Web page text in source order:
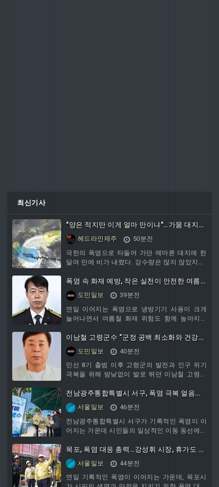
최신기사
"양은 적지만 이게 얼마 만이냐"…가뭄 대지
적신 단비에 농가 '반색'
헤드라인제주
50분전
극한의 폭염으로 타들어 가던 메마른 대지에 한
달여 만에 비가 내렸다. 강수량은 많지 않았지만,
근 주산지 농가들은 모처럼 내린 비에 안도의 한
숨을 내쉬었다.제13호 태풍 '돌핀'의 간접영향으
로 강풍특보와 풍랑특보가 내려진 제주도에는 9
일 오전 산발적으로 비가 내렸다.기상청 누리집
의 지역별 상세관측자료에 따르면, 낮 12시 기준
23.5mm, 삼각봉 15.5mm, 영실 18.5mm 등 산간
지역에서 대부분 10mm 이상의 강수량을 기록했
다.중
폭염 속 화재 예방, 작은 실천이 안전한 여름
을 만듭니다
도민일보
39분전
연일 이어지는 폭염으로 냉방기기 사용이 크게
늘어나면서 여름철 화재 위험도 함께 높아지고
증가와 기기 과열 등을 유발해 자칫 작은 부주의
가 큰 화재로 이어질 수 있는 만큼 각별한 주의가
필요하다.여름철에는 에어컨과 선풍기 사용 시간
이 길어지면서 전기화재 발생 위험도 높아진다.
오래 사용한 전선의 피복이 벗겨졌거나 문어발식
의 주요 원인이 될 수 있다. 냉방기기를 사용하기
전 전선과 플러그의 이상 여부를 확인하고, 사용
하지 않는 전기제품은 전원
이남철 고령군수 “군정 공백 최소화와 건강
회복 기원” 목소리 높아
도민일보
40분전
민선 8기 출범 이후 고령군의 발전과 인구 위기
극복을 위해 밤낮없이 발로 뛰던 이남철 고령군
안타까움을 자아내고 있다.이남철 군수는 지방선
거 당선 직후부터 고령군의 최대 현안인 인구 감
소 문제를 해결하고 청년이 머무는 도시를 만들
기 위해 서울 정부청사, 대구시, 경북도청 등을 숨
가쁘게 오가며 국비 확보와 지역 현안 해결에 총
정책에 의존하기보다 고령군의 미래를 위한 근본
적인 체질 개선을 추진해왔다. 고령화에 따른 구
조적 인구 감소를 극복하
전남광주통합특별시 서구, 폭염 극복 얼음생
수 10만병 무료 제공
서울일보
46분전
전남광주통합특별시 서구가 기록적인 폭염이 이
어지는 가운데 시민들의 일상적인 이동 동선에서
응에 나섰다.서구는 지난 7일부터 유동 인구가
많은 관내 주요 건널목 20개소에 냉장형 보관함
을 설치하고 시민들에게 얼음생수를 무료로 제공
하는 ‘착한 생수’ 나눔 사업을 시작했다.이번 사업
목포, 폭염 대응 총력…강성휘 시장, 휴가도 잊
은 채 현장으로
서울일보
44분전
연일 기록적인 폭염이 이어지는 가운데, 목포시